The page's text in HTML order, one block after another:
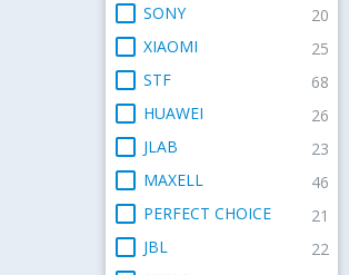
check_box_outline_blank SONY 20
check_box_outline_blank XIAOMI 25
check_box_outline_blank STF 68
check_box_outline_blank HUAWEI 26
check_box_outline_blank JLAB 23
check_box_outline_blank MAXELL 46
check_box_outline_blank PERFECT CHOICE 21
check_box_outline_blank JBL 22